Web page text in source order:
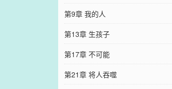
第9章 我的人
第13章 生孩子
第17章 不可能
第21章 将人吞噬